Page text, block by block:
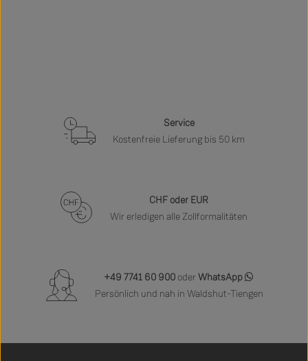
Service
Kostenfreie Lieferung bis 50 km
CHF oder EUR
Wir erledigen alle Zollformalitäten
+49 7741 60 900 oder WhatsApp
Persönlich und nah in Waldshut-Tiengen